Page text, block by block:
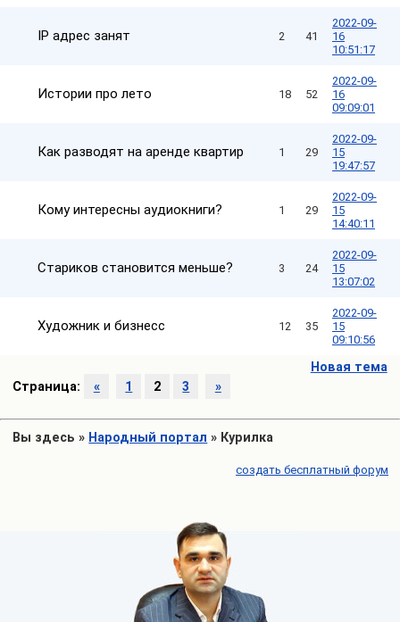
IP адрес занят 2 41
2022-09-
16
10:51:17
Истории про лето 18 52
2022-09-
16
09:09:01
Как разводят на аренде квартир 1 29
2022-09-
15
19:47:57
Кому интересны аудиокниги? 1 29
2022-09-
15
14:40:11
Стариков становится меньше? 3 24
2022-09-
15
13:07:02
Художник и бизнесс 12 35
2022-09-
15
09:10:56
Новая тема
Страница:
« 1 2 3 »
Вы здесь » Народный портал » Курилка
создать бесплатный форум